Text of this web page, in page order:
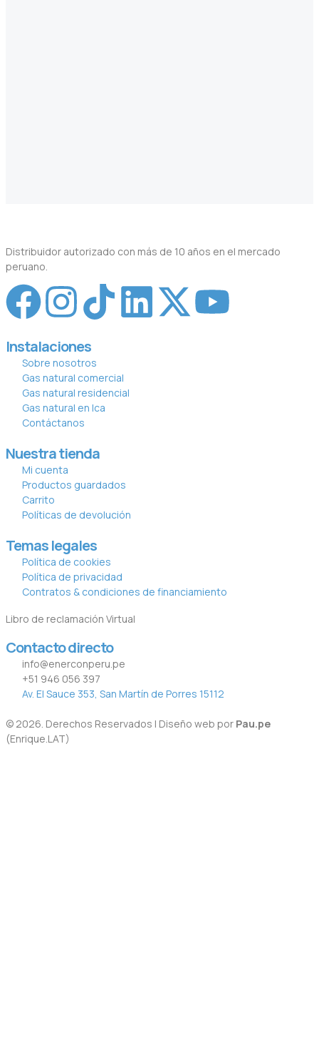
Distribuidor autorizado con más de 10 años en el mercado
peruano.
Instalaciones
Sobre nosotros
Gas natural comercial
Gas natural residencial
Gas natural en Ica
Contáctanos
Nuestra tienda
Mi cuenta
Productos guardados
Carrito
Políticas de devolución
Temas legales
Política de cookies
Política de privacidad
Contratos & condiciones de financiamiento
Libro de reclamación Virtual
Contacto directo
info@enerconperu.pe
+51 946 056 397
Av. El Sauce 353, San Martín de Porres 15112
© 2026. Derechos Reservados | Diseño web por Pau.pe
(Enrique.LAT)